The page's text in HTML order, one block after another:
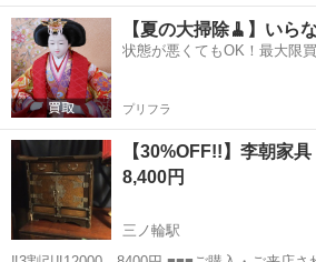
る方はお問い合わせくださいませ！ 製品名・ブランド: ニトリの「DT
コネクト 150」 素材・サイズ: 天然木化粧繊
幅1500mm、...
東京 台東区 三ノ輪駅 テーブル
【夏の大掃除🧹】いら
状態が悪くてもOK！最大限
プリフラ
【30%OFF!!】李朝家具
8,400円
三ノ輪駅